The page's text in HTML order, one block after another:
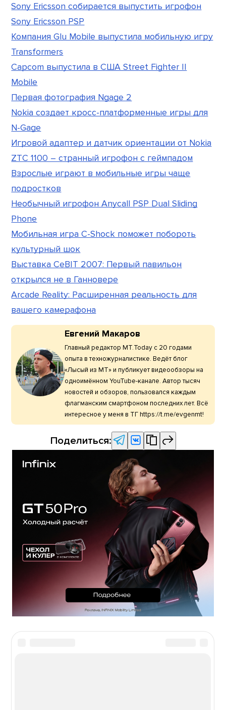
Sony Ericsson собирается выпустить игрофон
Sony Ericsson PSP
Компания Glu Mobile выпустила мобильную игру
Transformers
Capcom выпустила в США Street Fighter II
Mobile
Первая фотография Ngage 2
Nokia создает кросс-платформенные игры для
N-Gage
Игровой адаптер и датчик ориентации от Nokia
ZTC 1100 – странный игрофон с геймпадом
Взрослые играют в мобильные игры чаще
подростков
Необычный игрофон Anycall PSP Dual Sliding
Phone
Мобильная игра C-Shock поможет побороть
культурный шок
Выставка CeBIT 2007: Первый павильон
открылся не в Ганновере
Arcade Reality: Расширенная реальность для
вашего камерафона
Евгений Макаров
Главный редактор МТ.Today с 20 годами
опыта в техножурналистике. Ведёт блог
«Лысый из МТ» и публикует видеообзоры на
одноимённом YouTube-канале. Автор тысяч
новостей и обзоров, пользовался каждым
флагманским смартфоном последних лет. Всё
интересное у меня в ТГ https://t.me/evgenmt!
Поделиться: